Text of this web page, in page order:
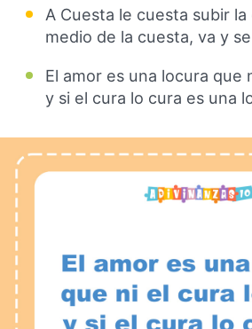
A Cuesta le cuesta subir
medio de la cuesta, va y
El amor es una locura que
y si el cura lo cura es una